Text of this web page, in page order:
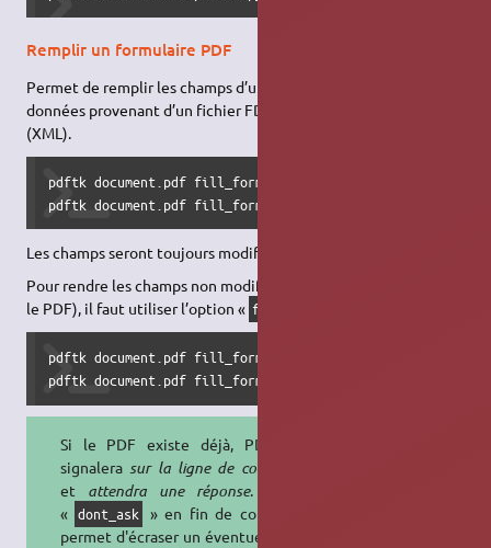
Remplir un formulaire PDF
Permet de remplir les champs d’un formulaire PDF avec des
données provenant d’un fichier FDF ou d'un fichier XFDF
(XML).
pdftk document.pdf fill_form données.fdf output
pdftk document.pdf fill_form données.xfdf output
Les champs seront toujours modifiables (mais pré-remplis).
Pour rendre les champs non modifiables (c’est-à-dire « aplatir »
le PDF), il faut utiliser l’option « flatten
pdftk document.pdf fill_form données.fdf output
pdftk document.pdf fill_form données.xfdf output
Si le PDF existe déjà, PDFTK le
signalera sur la ligne de commande
et attendra une réponse. Utiliser
« dont_ask » en fin de commande
permet d'écraser un éventuel fichier